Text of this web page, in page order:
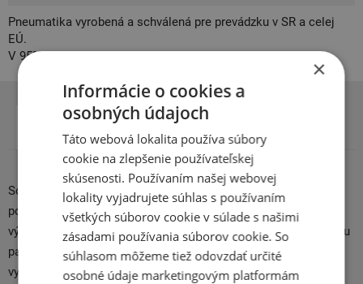
Pneumatika vyrobená a schválená pre prevádzku v SR a celej
EÚ.
V 95% garantujeme vek pneumatiky do 2 rokov.
Parametre Test pneumatiky
Solídny zimná pneumatika s dobrým výkonom sa môže
pochváliť skvelými jazdnými vlastnosťami na snehu a podľa
výsledkov pneu testov ADAC 2013 vyniká tiež nízkou spotrebou
paliva. Priaznivá cena v kombinácii s vysokou technickou
vyspelosťou, skvelý záber na mokru i suchu, dve dominantné
×
Informácie o cookies a
osobných údajoch
Táto webová lokalita používa súbory
cookie na zlepšenie používateľskej
skúsenosti. Používaním našej webovej
lokality vyjadrujete súhlas s používaním
všetkých súborov cookie v súlade s našimi
zásadami používania súborov cookie. So
súhlasom môžeme tiež odovzdať určité
osobné údaje marketingovým platformám